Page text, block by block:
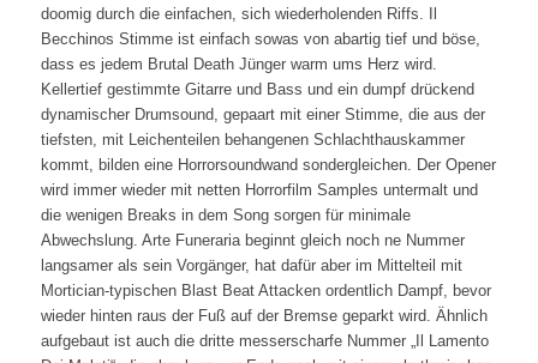
doomig durch die einfachen, sich wiederholenden Riffs. Il
Becchinos Stimme ist einfach sowas von abartig tief und böse,
dass es jedem Brutal Death Jünger warm ums Herz wird.
Kellertief gestimmte Gitarre und Bass und ein dumpf drückend
dynamischer Drumsound, gepaart mit einer Stimme, die aus der
tiefsten, mit Leichenteilen behangenen Schlachthauskammer
kommt, bilden eine Horrorsoundwand sondergleichen. Der Opener
wird immer wieder mit netten Horrorfilm Samples untermalt und
die wenigen Breaks in dem Song sorgen für minimale
Abwechslung. Arte Funeraria beginnt gleich noch ne Nummer
langsamer als sein Vorgänger, hat dafür aber im Mittelteil mit
Mortician-typischen Blast Beat Attacken ordentlich Dampf, bevor
wieder hinten raus der Fuß auf der Bremse geparkt wird. Ähnlich
aufgebaut ist auch die dritte messerscharfe Nummer „Il Lamento